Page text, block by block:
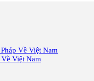
Về Việt Nam
Việt Nam